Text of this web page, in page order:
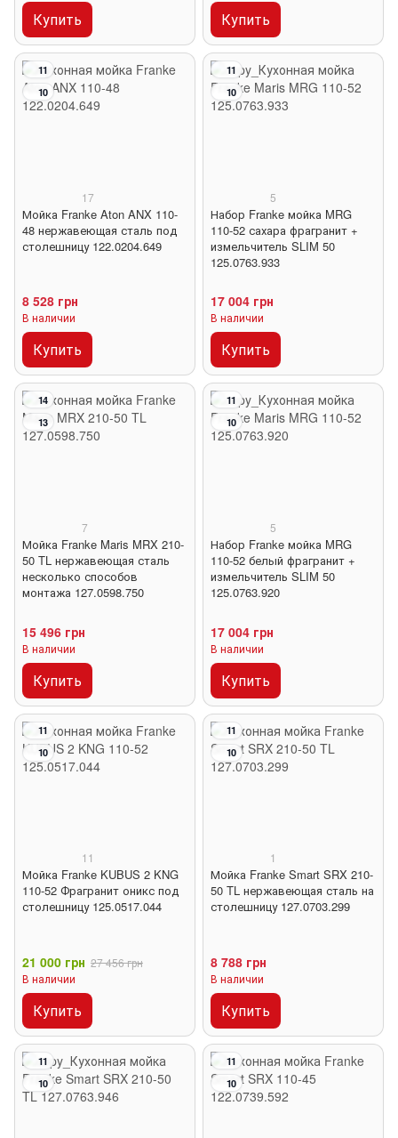
Купить Купить
11
10
17
Мойка Franke Aton ANX 110-
48 нержавеющая сталь под
столешницу 122.0204.649
8 528 грн
В наличии
Купить
11
10
5
Набор Franke мойка MRG
110-52 сахара фрагранит +
измельчитель SLIM 50
125.0763.933
17 004 грн
В наличии
Купить
14
13
7
Мойка Franke Maris MRX 210-
50 TL нержавеющая сталь
несколько способов
монтажа 127.0598.750
15 496 грн
В наличии
Купить
11
10
5
Набор Franke мойка MRG
110-52 белый фрагранит +
измельчитель SLIM 50
125.0763.920
17 004 грн
В наличии
Купить
11
10
11
Мойка Franke KUBUS 2 KNG
110-52 Фрагранит оникс под
столешницу 125.0517.044
21 000 грн 27 456 грн
В наличии
Купить
11
10
1
Мойка Franke Smart SRX 210-
50 TL нержавеющая сталь на
столешницу 127.0703.299
8 788 грн
В наличии
Купить
11
10
11
10